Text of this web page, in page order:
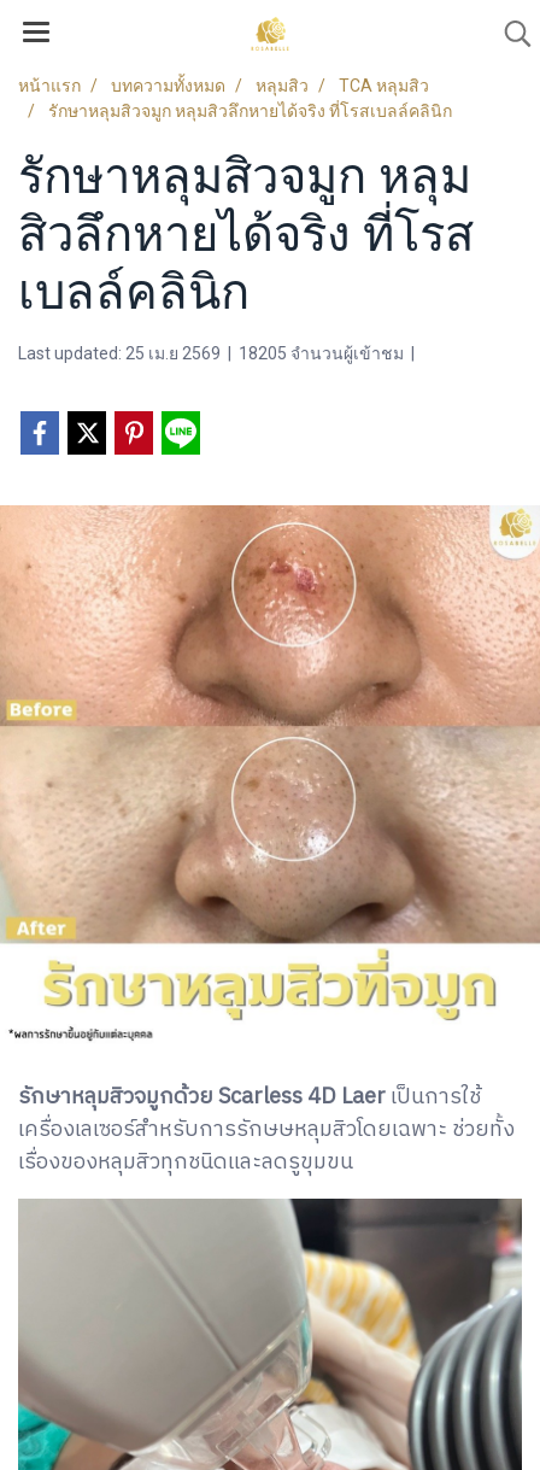
หน้าแรก บทความทั้งหมด หลุมสิว
TCA หลุมสิว
รักษาหลุมสิวจมูก หลุมสิวลึกหายได้จริง ที่โรสเบลล์คลินิก
รักษาหลุมสิวจมูก หลุม
สิวลึกหายได้จริง ที่โรส
เบลล์คลินิก
Last updated: 25 เม.ย 2569 18205 จำนวนผู้เข้าชม
รักษาหลุมสิวจมูกด้วย Scarless 4D Laerเป็นการใช้
เครื่องเลเซอร์สำหรับการรักษษหลุมสิวโดยเฉพาะ ช่วยทั้ง
เรื่องของหลุมสิวทุกชนิดและลดรูขุมขน